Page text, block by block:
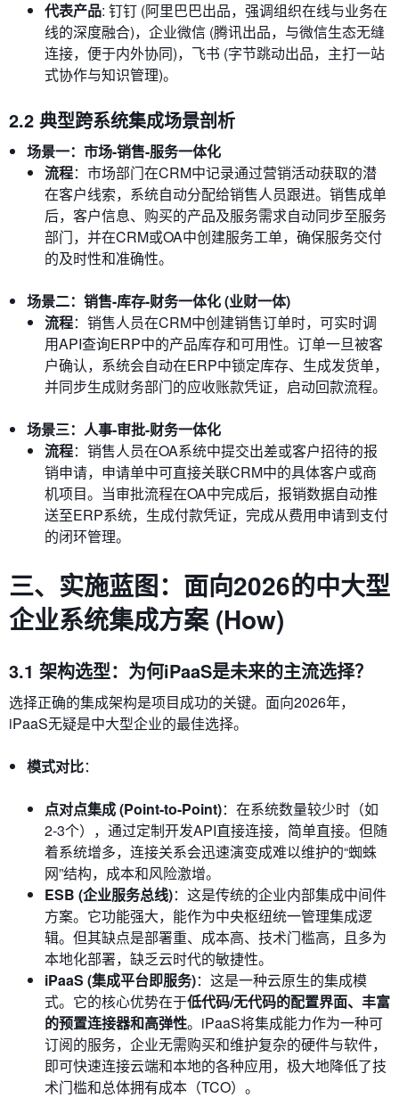
代表产品: 钉钉 (阿里巴巴出品，强调组织在线与业务在
线的深度融合)，企业微信 (腾讯出品，与微信生态无缝
连接，便于内外协同)，飞书 (字节跳动出品，主打一站
式协作与知识管理)。
2.2 典型跨系统集成场景剖析
场景一：市场-销售-服务一体化
流程：市场部门在CRM中记录通过营销活动获取的潜
在客户线索，系统自动分配给销售人员跟进。销售成单
后，客户信息、购买的产品及服务需求自动同步至服务
部门，并在CRM或OA中创建服务工单，确保服务交付
的及时性和准确性。
场景二：销售-库存-财务一体化 (业财一体)
流程：销售人员在CRM中创建销售订单时，可实时调
用API查询ERP中的产品库存和可用性。订单一旦被客
户确认，系统会自动在ERP中锁定库存、生成发货单，
并同步生成财务部门的应收账款凭证，启动回款流程。
场景三：人事-审批-财务一体化
流程：销售人员在OA系统中提交出差或客户招待的报
销申请，申请单中可直接关联CRM中的具体客户或商
机项目。当审批流程在OA中完成后，报销数据自动推
送至ERP系统，生成付款凭证，完成从费用申请到支付
的闭环管理。
三、实施蓝图：面向2026的中大型
企业系统集成方案 (How)
3.1 架构选型：为何iPaaS是未来的主流选择？
选择正确的集成架构是项目成功的关键。面向2026年，
iPaaS无疑是中大型企业的最佳选择。
模式对比：
点对点集成 (Point-to-Point)：在系统数量较少时（如
2-3个），通过定制开发API直接连接，简单直接。但随
着系统增多，连接关系会迅速演变成难以维护的“蜘蛛
网”结构，成本和风险激增。
ESB (企业服务总线)：这是传统的企业内部集成中间件
方案。它功能强大，能作为中央枢纽统一管理集成逻
辑。但其缺点是部署重、成本高、技术门槛高，且多为
本地化部署，缺乏云时代的敏捷性。
iPaaS (集成平台即服务)：这是一种云原生的集成模
式。它的核心优势在于低代码/无代码的配置界面、丰富
的预置连接器和高弹性。iPaaS将集成能力作为一种可
订阅的服务，企业无需购买和维护复杂的硬件与软件，
即可快速连接云端和本地的各种应用，极大地降低了技
术门槛和总体拥有成本（TCO）。